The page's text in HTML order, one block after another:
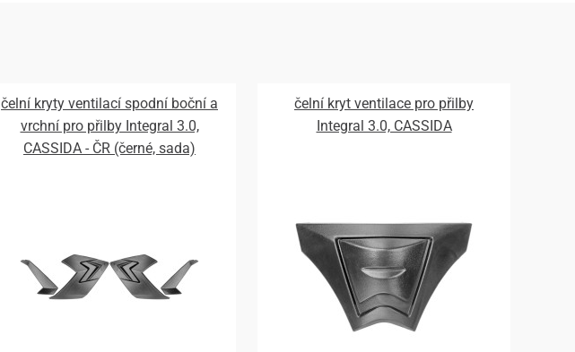
čelní kryty ventilací spodní boční a
vrchní pro přilby Integral 3.0,
CASSIDA - ČR (černé, sada)
čelní kryt ventilace pro přilby
Integral 3.0, CASSIDA